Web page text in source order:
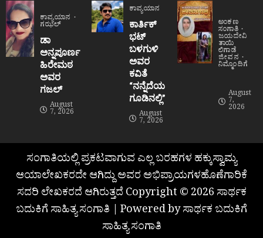
ಕಾವ್ಯಯಾನ
ಗಝಲ್
ಡಾ
ಅನ್ನಪೂರ್ಣ
ಹಿರೇಮಠ
ಅವರ
ಗಜಲ್
August
7, 2026
ಕಾವ್ಯಯಾನ
ಕಾರ್ತಿಕ್
ಭಟ್
ಬಳಗುಳಿ
ಅವರ
ಕವಿತೆ
“ನನ್ನೆದೆಯ
ಗೂಡಿನಲ್ಲಿ”
August
7, 2026
ಅಂಕಣ
ಸಂಗಾತಿ
ಜಯದೇವಿ
ತಾಯಿ
ಲಿಗಾಡೆ
ಜೀವನ
ನಿಮ್ಮೊಂದಿಗೆ
August
7,
2026
ಸಂಗಾತಿಯಲ್ಲಿ ಪ್ರಕಟವಾಗುವ ಎಲ್ಲ ಬರಹಗಳ ಹಕ್ಕುಸ್ವಾಮ್ಯ
ಆಯಾಲೇಖಕರದೇ ಆಗಿದ್ದು ಅವರ ಅಭಿಪ್ರಾಯಗಳಹೊಣೆಗಾರಿಕೆ
ಸದರಿ ಲೇಖಕರದೆ ಆಗಿರುತ್ತದೆ Copyright © 2026 ಸಾರ್ಥಕ
ಬದುಕಿಗೆ ಸಾಹಿತ್ಯ ಸಂಗಾತಿ | Powered by ಸಾರ್ಥಕ ಬದುಕಿಗೆ
ಸಾಹಿತ್ಯ ಸಂಗಾತಿ